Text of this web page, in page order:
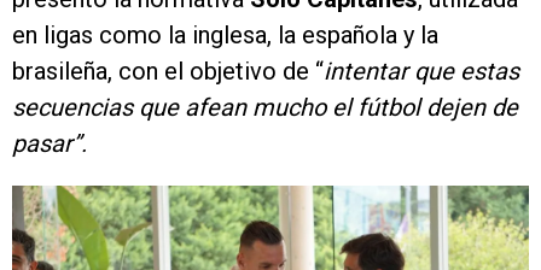
en ligas como la inglesa, la española y la
brasileña, con el objetivo de “intentar que estas
secuencias que afean mucho el fútbol dejen de
pasar”.